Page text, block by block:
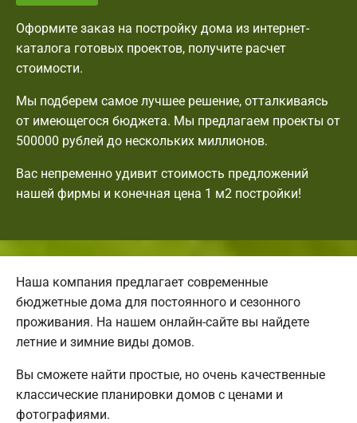
Оформите заказ на постройку дома из интернет-
каталога готовых проектов, получите расчет
стоимости.
Мы подберем самое лучшее решение, отталкиваясь
от имеющегося бюджета. Мы предлагаем проекты от
500000 рублей до нескольких миллионов.
Вас непременно удивит стоимость предложений
нашей фирмы и конечная цена 1 м2 постройки!
Наша компания предлагает современные
бюджетные дома для постоянного и сезонного
проживания. На нашем онлайн-сайте вы найдете
летние и зимние виды домов.
Вы сможете найти простые, но очень качественные
классические планировки домов с ценами и
фотографиями.